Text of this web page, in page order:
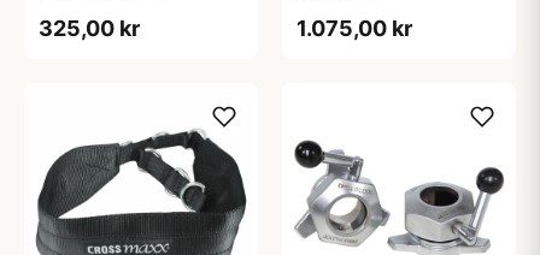
325,00 kr 1.075,00 kr